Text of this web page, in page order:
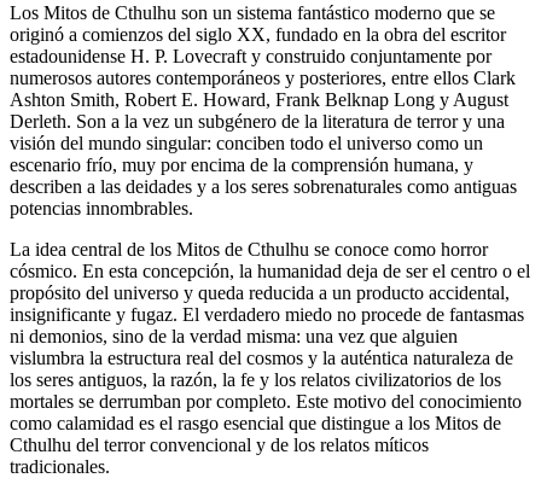
Los Mitos de Cthulhu son un sistema fantástico moderno que se
originó a comienzos del siglo XX, fundado en la obra del escritor
estadounidense H. P. Lovecraft y construido conjuntamente por
numerosos autores contemporáneos y posteriores, entre ellos Clark
Ashton Smith, Robert E. Howard, Frank Belknap Long y August
Derleth. Son a la vez un subgénero de la literatura de terror y una
visión del mundo singular: conciben todo el universo como un
escenario frío, muy por encima de la comprensión humana, y
describen a las deidades y a los seres sobrenaturales como antiguas
potencias innombrables.
La idea central de los Mitos de Cthulhu se conoce como horror
cósmico. En esta concepción, la humanidad deja de ser el centro o el
propósito del universo y queda reducida a un producto accidental,
insignificante y fugaz. El verdadero miedo no procede de fantasmas
ni demonios, sino de la verdad misma: una vez que alguien
vislumbra la estructura real del cosmos y la auténtica naturaleza de
los seres antiguos, la razón, la fe y los relatos civilizatorios de los
mortales se derrumban por completo. Este motivo del conocimiento
como calamidad es el rasgo esencial que distingue a los Mitos de
Cthulhu del terror convencional y de los relatos míticos
tradicionales.